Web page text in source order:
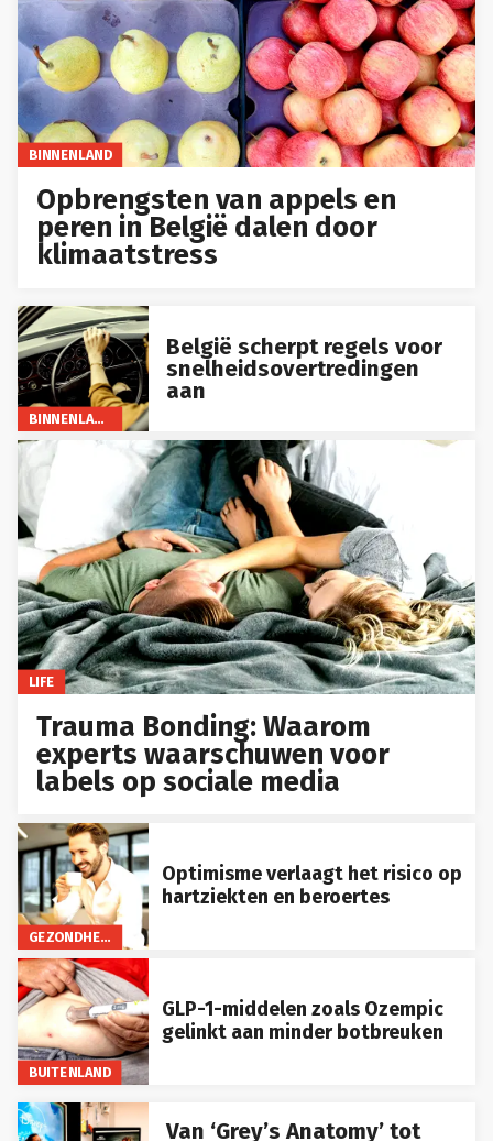
BINNENLAND
Opbrengsten van appels en
peren in België dalen door
klimaatstress
BINNENLAND
België scherpt regels voor
snelheidsovertredingen
aan
LIFE
Trauma Bonding: Waarom
experts waarschuwen voor
labels op sociale media
GEZONDHEID
Optimisme verlaagt het risico op
hartziekten en beroertes
BUITENLAND
GLP-1-middelen zoals Ozempic
gelinkt aan minder botbreuken
Van ‘Grey’s Anatomy’ tot